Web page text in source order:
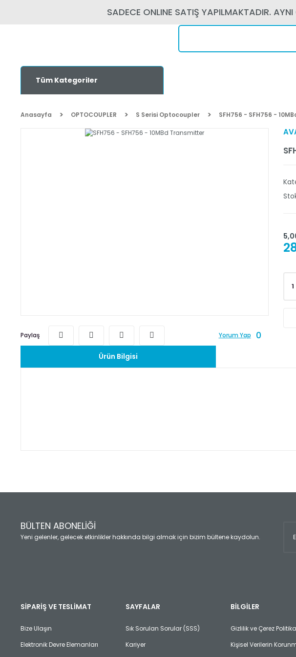
SADECE ONLINE SATIŞ YAPILMAKTADIR.
Tüm Kategoriler
Anasayfa OPTOCOUPLER S Serisi Optocoupler SFH756 - SFH756 -
Paylaş Yorum Yap 0
Ürün Bilgisi
Ürün açıklamasında eksik bilgiler bulunuyor.
Ürün fiyatı diğer sitelerden daha pahalı.
Bu ürüne benzer farklı alternatifler olmalı.
BÜLTEN ABONELİĞİ
Yeni gelenler, gelecek etkinlikler hakkında bilgi almak için bizim bültene kaydolun.
SİPARİŞ VE TESLİMAT
Bize Ulaşın
Elektronik Devre Elemanları
SAYFALAR
Sık Sorulan Sorular (SSS)
Kariyer
BİLGİLER
Gizlilik ve Çerez
Kişisel Verilerin